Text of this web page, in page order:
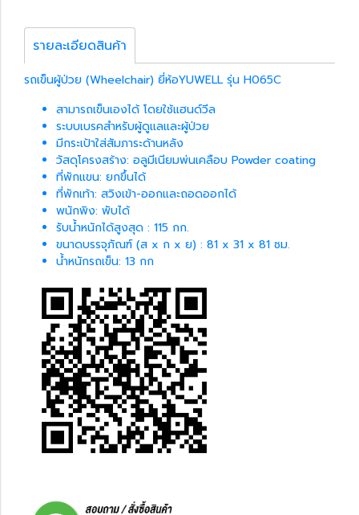
รายละเอียดสินค้า
รถเข็นผู้ป่วย (Wheelchair) ยี่ห้อYUWELL รุ่น H065C
สามารถเข็นเองได้ โดยใช้แฮนด์วีล
ระบบเบรคสำหรับผู้ดูแลและผู้ป่วย
มีกระเป้าใส่สัมภาระด้านหลัง
วัสดุโครงสร้าง: อลูมีเนียมพ่นเคลือบ Powder coating
ที่พักแขน: ยกขึ้นได้
ที่พักเท้า: สวิงเข้า-ออกและถอดออกได้
พนักพิง: พับได้
รับน้ำหนักได้สูงสุด : 115 กก.
ขนาดบรรจุภัณฑ์ (ส x ก x ย) : 81 x 31 x 81 ซม.
น้ำหนักรถเข็น: 13 กก